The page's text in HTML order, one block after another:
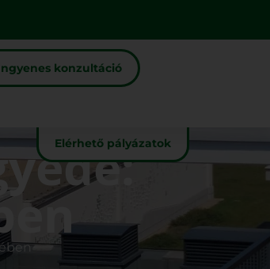
konzultáció
Elérhető pályázatok